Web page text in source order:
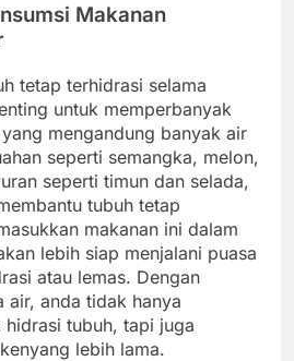
Makanan
tetap terhidrasi selama
untuk memperbanyak
mengandung banyak air
seperti semangka, melon,
seperti timun dan selada,
tubuh tetap
makanan ini dalam
lebih siap menjalani puasa
atau lemas. Dengan
air, anda tidak hanya
hidrasi tubuh, tapi juga
lebih lama.